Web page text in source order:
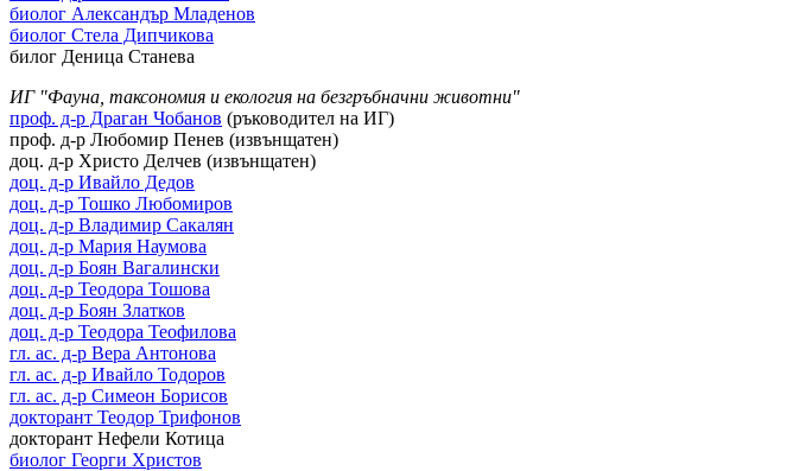
биолог Александър Младенов
биолог Стела Дипчикова
билог Деница Станева
ИГ "Фауна, таксономия и екология на безгръбначни животни"
проф. д-р Драган Чобанов (ръководител на ИГ)
проф. д-р Любомир Пенев (извънщатен)
доц. д-р Христо Делчев (извънщатен)
доц. д-р Ивайло Дедов
доц. д-р Тошко Любомиров
доц. д-р Владимир Сакалян
доц. д-р Мария Наумова
доц. д-р Боян Вагалински
доц. д-р Теодора Тошова
доц. д-р Боян Златков
доц. д-р Теодора Теофилова
гл. ас. д-р Вера Антонова
гл. ас. д-р Ивайло Тодоров
гл. ас. д-р Симеон Борисов
докторант Теодор Трифонов
докторант Нефели Котица
биолог Георги Христов